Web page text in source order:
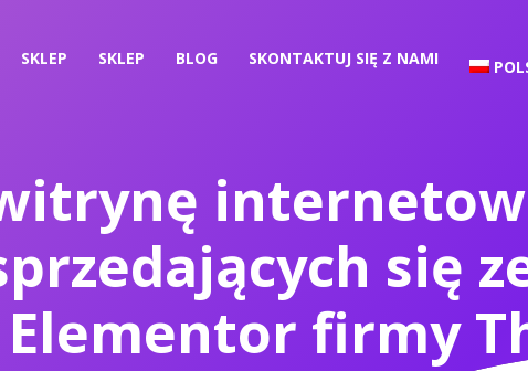
SKLEP SKLEP BLOG SKONTAKTUJ SIĘ Z NAMI
się
firmy